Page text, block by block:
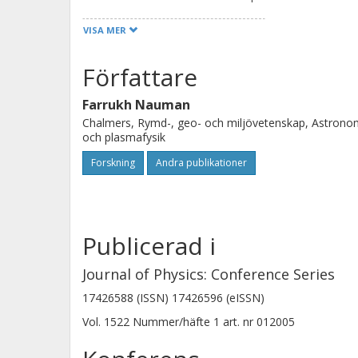
address these questions
nature in trying to connect the
VISA MER
Författare
Farrukh Nauman
Chalmers, Rymd-, geo- och miljövetenskap,
och plasmafysik
Forskning Andra publikationer
Publicerad i
Journal of Physics: Conference Series
17426588 (ISSN) 17426596 (eISSN)
Vol. 1522 Nummer/häfte 1 art. nr 012005